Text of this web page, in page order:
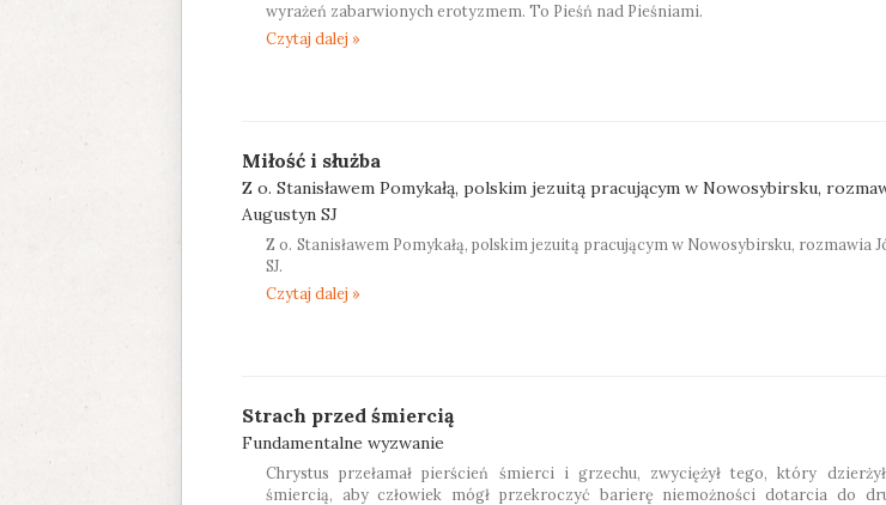
wyrażeń zabarwionych erotyzmem. To Pieśń nad Pieśniami.
Czytaj dalej »
Miłość i służba
Z o. Stanisławem Pomykałą, polskim jezuitą pracującym w Nowosybirsku,
Augustyn SJ
Z o. Stanisławem Pomykałą, polskim jezuitą pracującym w Nowosybirsku, rozmawia
SJ.
Czytaj dalej »
Strach przed śmiercią
Fundamentalne wyzwanie
Chrystus przełamał pierścień śmierci i grzechu, zwyciężył tego, który
śmiercią, aby człowiek mógł przekroczyć barierę niemożności dotarcia do